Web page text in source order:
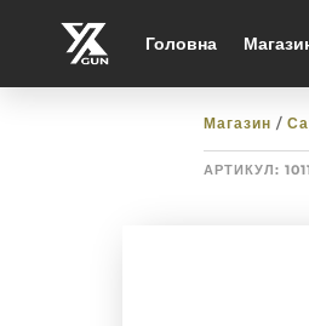
Головна
Магазин /
АРТИКУЛ: